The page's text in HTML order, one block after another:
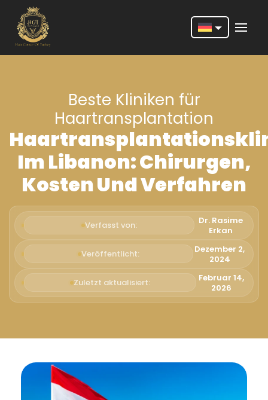
Français
Deutsch
Português
Español
Türkçe
Italiano
Română
Български
Beste Kliniken für
Haartransplantation
Im Libanon: Chirurgen,
Kosten Und Verfahren
Verfasst von:
Dr. Rasime
Erkan
Veröffentlicht:
Dezember 2,
2024
Zuletzt aktualisiert:
Februar 14,
2026